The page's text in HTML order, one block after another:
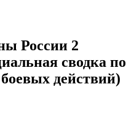
России 2
сводка по
действий)